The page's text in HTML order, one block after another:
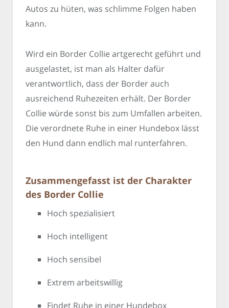
Autos zu hüten, was schlimme Folgen haben
kann.
Wird ein Border Collie artgerecht geführt und
ausgelastet, ist man als Halter dafür
verantwortlich, dass der Border auch
ausreichend Ruhezeiten erhält. Der Border
Collie würde sonst bis zum Umfallen arbeiten.
Die verordnete Ruhe in einer Hundebox lässt
den Hund dann endlich mal runterfahren.
Zusammengefasst ist der Charakter
des Border Collie
Hoch spezialisiert
Hoch intelligent
Hoch sensibel
Extrem arbeitswillig
Findet Ruhe in einer Hundebox